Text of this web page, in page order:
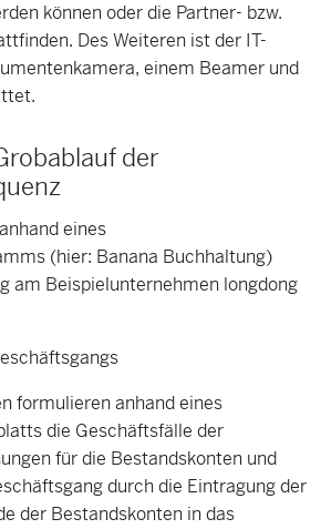
können oder die Partner- bzw.
Des Weiteren ist der IT-
einem Beamer und
der
eines
(hier: Banana Buchhaltung)
am Beispielunternehmen longdong
formulieren anhand eines
die Geschäftsfälle der
für die Bestandskonten und
durch die Eintragung der
der Bestandskonten in das